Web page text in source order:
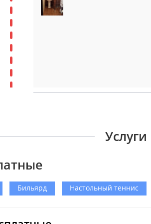
Бильярд Настольный теннис